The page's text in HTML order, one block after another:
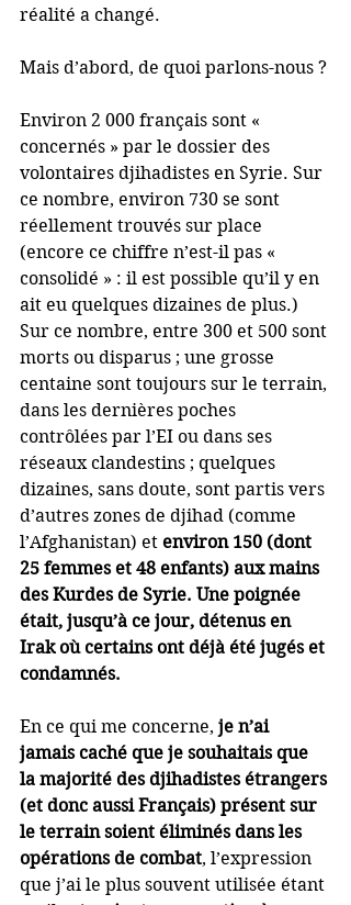
réalité a changé.
Mais d’abord, de quoi parlons-nous ?
Environ 2 000 français sont «
concernés » par le dossier des
volontaires djihadistes en Syrie. Sur
ce nombre, environ 730 se sont
réellement trouvés sur place
(encore ce chiffre n’est-il pas «
consolidé » : il est possible qu’il y en
ait eu quelques dizaines de plus.)
Sur ce nombre, entre 300 et 500 sont
morts ou disparus ; une grosse
centaine sont toujours sur le terrain,
dans les dernières poches
contrôlées par l’EI ou dans ses
réseaux clandestins ; quelques
dizaines, sans doute, sont partis vers
d’autres zones de djihad (comme
l’Afghanistan) et environ 150 (dont
25 femmes et 48 enfants) aux mains
des Kurdes de Syrie. Une poignée
était, jusqu’à ce jour, détenus en
Irak où certains ont déjà été jugés et
condamnés.
En ce qui me concerne, je n’ai
jamais caché que je souhaitais que
la majorité des djihadistes étrangers
(et donc aussi Français) présent sur
le terrain soient éliminés dans les
opérations de combat, l’expression
que j’ai le plus souvent utilisée étant